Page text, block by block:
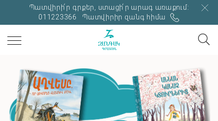
Պատվիրի՛ր գրքեր, ստացի՛ր արագ առաքում:
011223366
Պատվիրիր զանգ հիմա